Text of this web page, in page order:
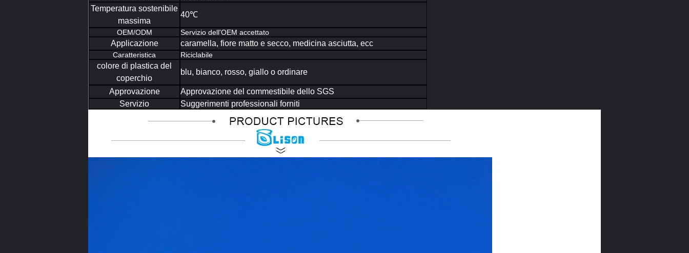
Temperatura sostenibile
massima
40℃
OEM/ODM Servizio dell'OEM accettato
Applicazione caramella, fiore matto e secco, medicina asciutta, ecc
Caratteristica Riciclabile
colore di plastica del
coperchio
blu, bianco, rosso, giallo o ordinare
Approvazione
Approvazione del commestibile dello SGS
Servizio
Suggerimenti professionali forniti